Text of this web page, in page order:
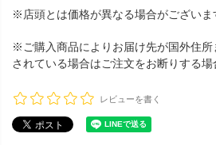
※店頭とは価格が異なる場合がございま
※ご購入商品によりお届け先が国外住所
されている場合はご注文をお断りする
レビューを書く